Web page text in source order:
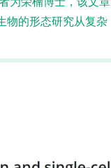
物的形态研究从复杂